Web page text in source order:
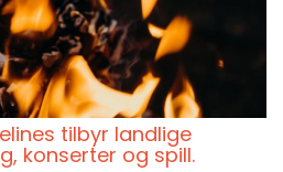
tilbyr landlige
konserter og spill.